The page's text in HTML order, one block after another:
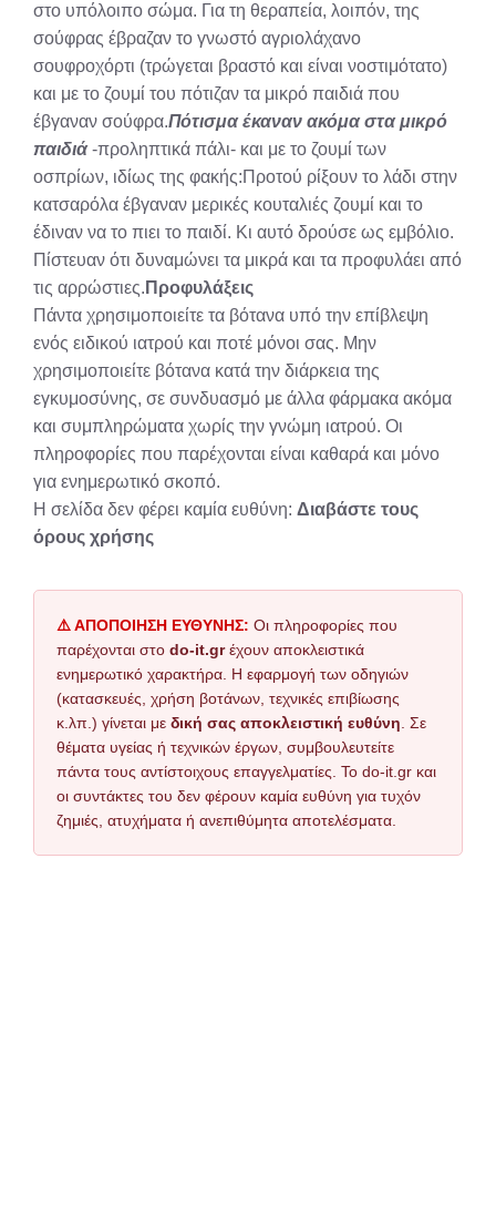
στο υπόλοιπο σώμα. Για τη θεραπεία, λοιπόν, της
σούφρας έβραζαν το γνωστό αγριολάχανο
σουφροχόρτι (τρώγεται βραστό και είναι νοστιμότατο)
και με το ζουμί του πότιζαν τα μικρό παιδιά που
έβγαναν σούφρα.Πότισμα έκαναν ακόμα στα μικρό
παιδιά-προληπτικά πάλι- και με το ζουμί των
οσπρίων, ιδίως της φακής:Προτού ρίξουν το λάδι στην
κατσαρόλα έβγαναν μερικές κουταλιές ζουμί και το
έδιναν να το πιει το παιδί. Κι αυτό δρούσε ως εμβόλιο.
Πίστευαν ότι δυναμώνει τα μικρά και τα προφυλάει από
τις αρρώστιες. Προφυλάξεις
Πάντα χρησιμοποιείτε τα βότανα υπό την επίβλεψη
ενός ειδικού ιατρού και ποτέ μόνοι σας. Μην
χρησιμοποιείτε βότανα κατά την διάρκεια της
εγκυμοσύνης, σε συνδυασμό με άλλα φάρμακα ακόμα
και συμπληρώματα χωρίς την γνώμη ιατρού. Οι
πληροφορίες που παρέχονται είναι καθαρά και μόνο
για ενημερωτικό σκοπό.
Η σελίδα δεν φέρει καμία ευθύνη: Διαβάστε τους
όρους χρήσης
⚠️ ΑΠΟΠΟΙΗΣΗ ΕΥΘΥΝΗΣ: Οι πληροφορίες που
παρέχονται στο do-it.grέχουν αποκλειστικά
ενημερωτικό χαρακτήρα. Η εφαρμογή των οδηγιών
(κατασκευές, χρήση βοτάνων, τεχνικές επιβίωσης
κ.λπ.) γίνεται με δική σας αποκλειστική ευθύνη . Σε
θέματα υγείας ή τεχνικών έργων, συμβουλευτείτε
πάντα τους αντίστοιχους επαγγελματίες. Το do-it.gr και
οι συντάκτες του δεν φέρουν καμία ευθύνη για τυχόν
ζημιές, ατυχήματα ή ανεπιθύμητα αποτελέσματα.